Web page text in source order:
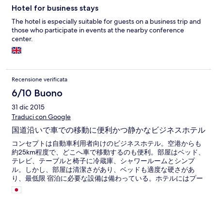
Hotel for business stays
The hotel is especially suitable for guests on a business trip and
those who participate in events at the nearby conference
center.
Recensione verificata
6/10 Buono
31 dic 2015
Traduci con Google
国道沿いで車での移動に便利かつ静かなビジネスホテル
コンセプトは自動車利用者向けのビジネスホテル。空港からも
約25km程度で、どこへ車で移動するのも便利。部屋はベッド、
テレビ、テーブルと椅子に冷蔵庫、シャワールームとシンプ
ル。しかし、部屋は清潔さがあり、ベッドも適度な硬さがあ
り、最低限 宿泊に必要な設備は備わっている。ホテルにはプー
ルなどの滞在型設備は一切ない。 朝食も必要最低限だが十分。
次回スラーターニーを訪問する時もここを拠点にしたい。